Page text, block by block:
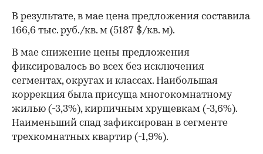
00:00 / 00:00
В результате, в мае цена предложения составила
166,6 тыс. руб./кв. м (5187 $/кв. м).
В мае снижение цены предложения
фиксировалось во всех без исключения
сегментах, округах и классах. Наибольшая
коррекция была присуща многокомнатному
жилью (-3,3%), кирпичным хрущевкам (-3,6%).
Наименьший спад зафиксирован в сегменте
трехкомнатных квартир (-1,9%).